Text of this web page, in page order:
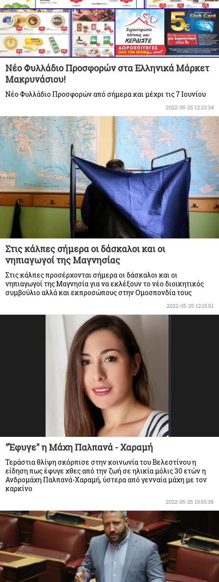
Νέο Φυλλάδιο Προσφορών στα Ελληνικά Μάρκετ
Μακρυνάσιου!
Νέο Φυλλάδιο Προσφορών από σήμερα και μέχρι τις 7 Ιουνίου
2022-05-25 12:33:34
Στις κάλπες σήμερα οι δάσκαλοι και οι
νηπιαγωγοί της Μαγνησίας
Στις κάλπες προσέρχονται σήμερα οι δάσκαλοι και οι
νηπιαγωγοί της Μαγνησία για να εκλέξουν το νέο διοικητικός
συμβούλιο αλλά και εκπροσώπους στην Ομοσπονδία τους
2022-05-25 12:15:51
"Έφυγε" η Μάχη Παλπανά - Χαραμή
Τεράστια θλίψη σκόρπισε στην κοινωνία του Βελεστίνου η
είδηση πως έφυγε χθες από την ζωή σε ηλικία μόλις 30 ετών η
Ανδρομάχη Παλπανά-Χαραμή, ύστερα από γενναία μάχη με τον
καρκίνο
2022-05-25 10:55:38